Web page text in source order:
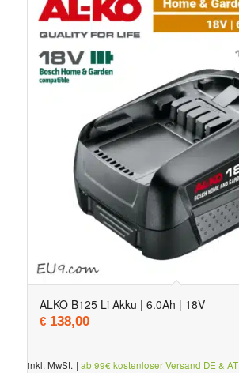
ALKO B125 Li Akku | 6.0Ah | 18V
€138,00
inkl. MwSt. | ab 99€ kostenloser Versand DE & AT